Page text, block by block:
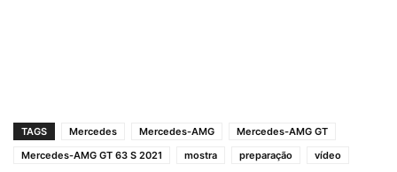
TAGS Mercedes Mercedes-AMG
Mercedes-AMG GT
Mercedes-AMG GT 63 S 2021
mostra preparação vídeo